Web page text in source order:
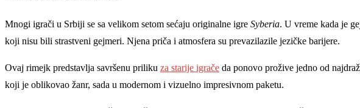
Mnogi igrači u Srbiji se sa velikom setom sećaju originalne igre Syberia. U vreme kada je
koji nisu bili strastveni gejmeri. Njena priča i atmosfera su prevazilazile jezičke barijere.
Ovaj rimejk predstavlja savršenu priliku za starije igrače da ponovo prožive jedno od
koji je oblikovao žanr, sada u modernom i vizuelno impresivnom paketu.